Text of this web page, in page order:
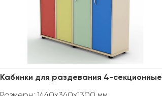
Кабинки для раздевания 4-секционные